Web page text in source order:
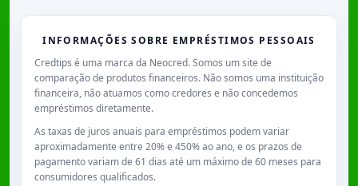
INFORMAÇÕES SOBRE EMPRÉSTIMOS PESSOAIS
Credtips é uma marca da Neocred. Somos um site de
comparação de produtos financeiros. Não somos uma instituição
financeira, não atuamos como credores e não concedemos
empréstimos diretamente.
As taxas de juros anuais para empréstimos podem variar
aproximadamente entre 20% e 450% ao ano, e os prazos de
pagamento variam de 61 dias até um máximo de 60 meses para
consumidores qualificados.